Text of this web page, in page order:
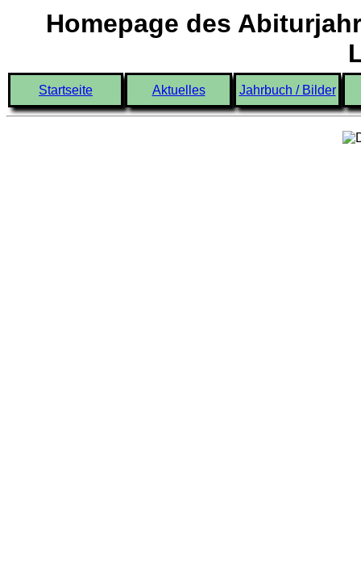
Homepage des
Startseite Aktuelles Jahrbuch / Bilder